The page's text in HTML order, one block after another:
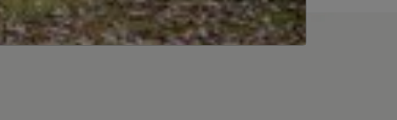
añada 2024. Al evento se unieron
destacados […]